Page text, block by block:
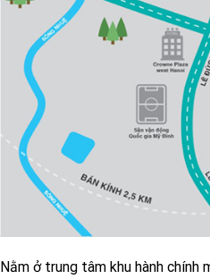
Nằm ở trung tâm khu hành